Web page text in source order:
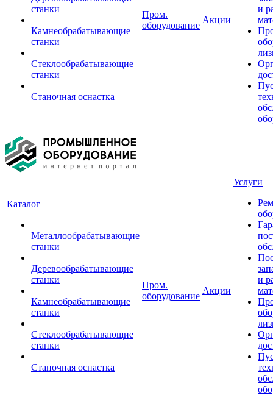
станки
Камнеобрабатывающие
станки
Стеклообрабатывающие
станки
Станочная оснастка
Пром.
оборудование
Акции
и
Каталог
Металлообрабатывающие
станки
Деревообрабатывающие
станки
Камнеобрабатывающие
станки
Стеклообрабатывающие
станки
Станочная оснастка
Пром.
оборудование
Акции
Услуги
и